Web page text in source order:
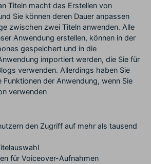
Titeln macht das Erstellen von
Sie können deren Dauer anpassen
zwischen zwei Titeln anwenden. Alle
Anwendung erstellen, können in der
gespeichert und in die
importiert werden, die Sie für
verwenden. Allerdings haben Sie
Funktionen der Anwendung, wenn Sie
verwenden
den Zugriff auf mehr als tausend
für Voiceover-Aufnahmen